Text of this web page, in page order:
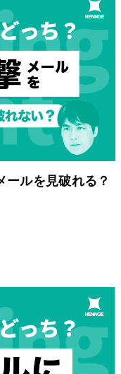
ルを見破れる？